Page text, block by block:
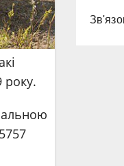
року.